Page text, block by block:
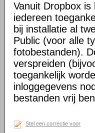
Vanuit Dropbox
iedereen
bij installatie al
Public (voor alle
fotobestanden).
verspreiden
toegankelijk
inloggegevens
bestanden vrij
Stel een correctie voor